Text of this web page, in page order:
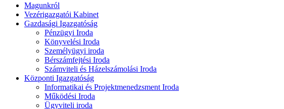
Magunkról
Vezérigazgatói Kabinet
Gazdasági Igazgatóság
Pénzügyi Iroda
Könyvelési Iroda
Személyügyi iroda
Bérszámfejtési Iroda
Számviteli és Házelszámolási Iroda
Központi Igazgatóság
Informatikai és Projektmenedzsment Iroda
Működési Iroda
Ügyviteli iroda